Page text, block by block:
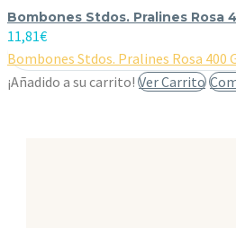
Bombones Stdos. Pralines Rosa
11,81€
Bombones Stdos. Pralines Rosa 400
¡Añadido a su carrito! Ver Carrito